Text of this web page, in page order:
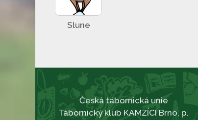
Slune
Česká tábornická unie
Tábornický klub KAMZÍCI Brno, p.